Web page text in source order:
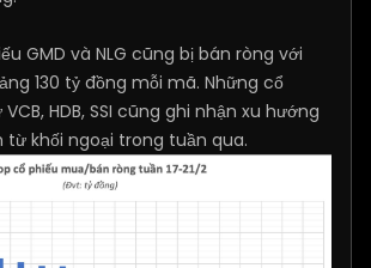
GMD và NLG cũng bị bán ròng với
130 tỷ đồng mỗi mã. Những cổ
HDB, SSI cũng ghi nhận xu hướng
khối ngoại trong tuần qua.